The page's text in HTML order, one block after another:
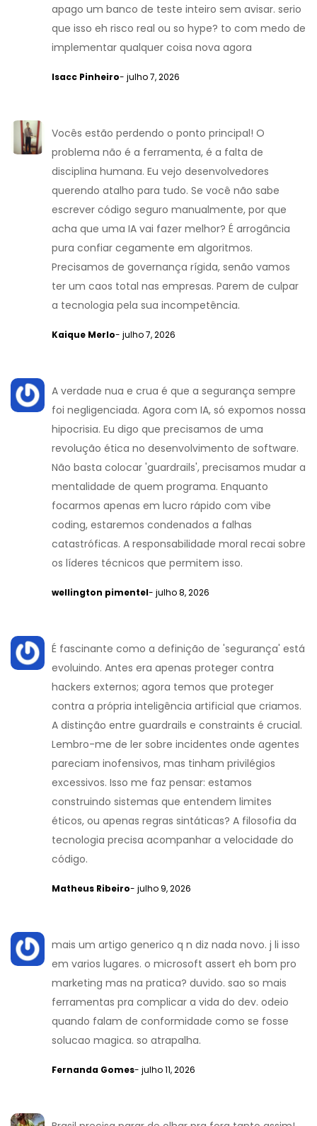
apago um banco de teste inteiro sem avisar. serio
que isso eh risco real ou so hype? to com medo de
implementar qualquer coisa nova agora
Isacc Pinheiro- julho 7, 2026
Vocês estão perdendo o ponto principal! O
problema não é a ferramenta, é a falta de
disciplina humana. Eu vejo desenvolvedores
querendo atalho para tudo. Se você não sabe
escrever código seguro manualmente, por que
acha que uma IA vai fazer melhor? É arrogância
pura confiar cegamente em algoritmos.
Precisamos de governança rígida, senão vamos
ter um caos total nas empresas. Parem de culpar
a tecnologia pela sua incompetência.
Kaique Merlo- julho 7, 2026
A verdade nua e crua é que a segurança sempre
foi negligenciada. Agora com IA, só expomos nossa
hipocrisia. Eu digo que precisamos de uma
revolução ética no desenvolvimento de software.
Não basta colocar 'guardrails', precisamos mudar a
mentalidade de quem programa. Enquanto
focarmos apenas em lucro rápido com vibe
coding, estaremos condenados a falhas
catastróficas. A responsabilidade moral recai sobre
os líderes técnicos que permitem isso.
wellington pimentel- julho 8, 2026
É fascinante como a definição de 'segurança' está
evoluindo. Antes era apenas proteger contra
hackers externos; agora temos que proteger
contra a própria inteligência artificial que criamos.
A distinção entre guardrails e constraints é crucial.
Lembro-me de ler sobre incidentes onde agentes
pareciam inofensivos, mas tinham privilégios
excessivos. Isso me faz pensar: estamos
construindo sistemas que entendem limites
éticos, ou apenas regras sintáticas? A filosofia da
tecnologia precisa acompanhar a velocidade do
código.
Matheus Ribeiro- julho 9, 2026
mais um artigo generico q n diz nada novo. j li isso
em varios lugares. o microsoft assert eh bom pro
marketing mas na pratica? duvido. sao so mais
ferramentas pra complicar a vida do dev. odeio
quando falam de conformidade como se fosse
solucao magica. so atrapalha.
Fernanda Gomes- julho 11, 2026